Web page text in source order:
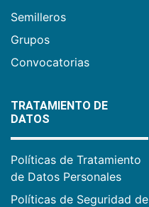
Semilleros
Grupos
Convocatorias
TRATAMIENTO DE
DATOS
Políticas de Tratamiento
de Datos Personales
Políticas de Seguridad de